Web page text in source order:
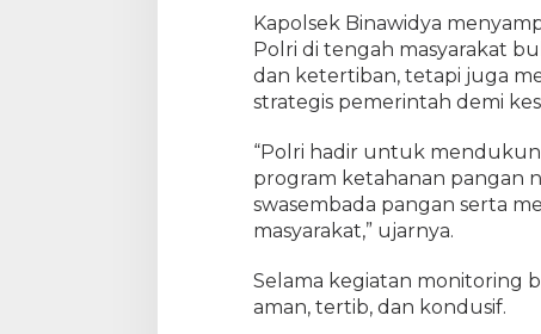
y
M
o
n
t
o
r
i
g
L
Kapolsek Binawidya
Polri di tengah masyarakat
dan ketertiban, tetapi juga
strategis pemerintah demi
“Polri hadir untuk
program ketahanan pangan
swasembada pangan serta
masyarakat,” ujarnya.
Selama kegiatan monitoring
aman, tertib, dan kondusif.